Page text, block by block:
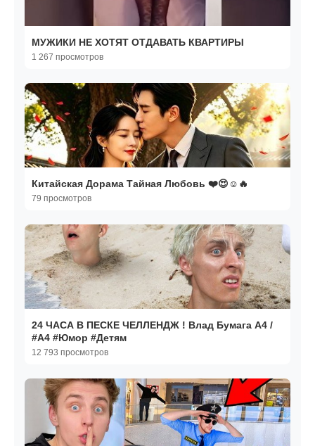
МУЖИКИ НЕ ХОТЯТ ОТДАВАТЬ КВАРТИРЫ
1 267 просмотров
Китайская Дорама Тайная Любовь ❤️😍☺️🔥
79 просмотров
24 ЧАСА В ПЕСКЕ ЧЕЛЛЕНДЖ ! Влад Бумага А4 /
#А4 #Юмор #Детям
12 793 просмотров